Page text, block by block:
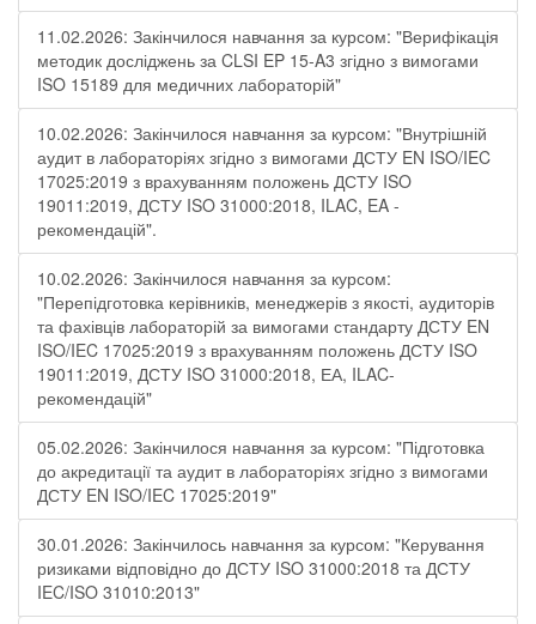
11.02.2026: Закінчилося навчання за курсом: "Верифікація
методик досліджень за CLSI EP 15-A3 згідно з вимогами
ISO 15189 для медичних лабораторій"
10.02.2026: Закінчилося навчання за курсом: "Внутрішній
аудит в лабораторіях згідно з вимогами ДСТУ EN ISO/IEC
17025:2019 з врахуванням положень ДСТУ ISO
19011:2019, ДСТУ ISO 31000:2018, ILAC, EA -
рекомендацій".
10.02.2026: Закінчилося навчання за курсом:
"Перепідготовка керівників, менеджерів з якості, аудиторів
та фахівців лабораторій за вимогами стандарту ДСТУ EN
ISO/IEC 17025:2019 з врахуванням положень ДСТУ ISO
19011:2019, ДСТУ ISO 31000:2018, ЕА, ILAC-
рекомендацій"
05.02.2026: Закінчилося навчання за курсом: "Підготовка
до акредитації та аудит в лабораторіях згідно з вимогами
ДСТУ EN ISO/IEC 17025:2019"
30.01.2026: Закінчилось навчання за курсом: "Керування
ризиками відповідно до ДСТУ ISO 31000:2018 та ДСТУ
IEC/ISO 31010:2013"